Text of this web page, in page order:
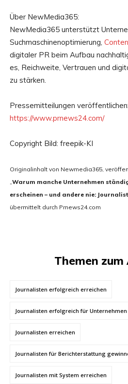
Über NewMedia365:
NewMedia365 unterstützt
Suchmaschinenoptimierung,
digitaler PR beim Aufbau
es, Reichweite, Vertrauen und
zu stärken.
Pressemitteilungen veröffentlichen:
https://www.prnews24.com/
Copyright Bild: freepik-KI
Originalinhalt von Newmedia365,
Warum manche Unternehmen
erscheinen – und andere nie:
übermittelt durch Prnews24.com
Themen
Journalisten erfolgreich erreichen
Journalisten erfolgreich für
Journalisten erreichen
Journalisten für Berichterstattung
Journalisten mit System erreichen